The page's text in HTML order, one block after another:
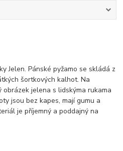
Jelen. Pánské pyžamo se skládá z
šortkových kalhot. Na
jelena s lidskýma rukama
jsou bez kapes, mají gumu a
je příjemný a poddajný na